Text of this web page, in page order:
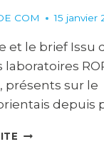
COM 15 janvier
et le brief Issu
présents sur le
depuis
CYLAB,